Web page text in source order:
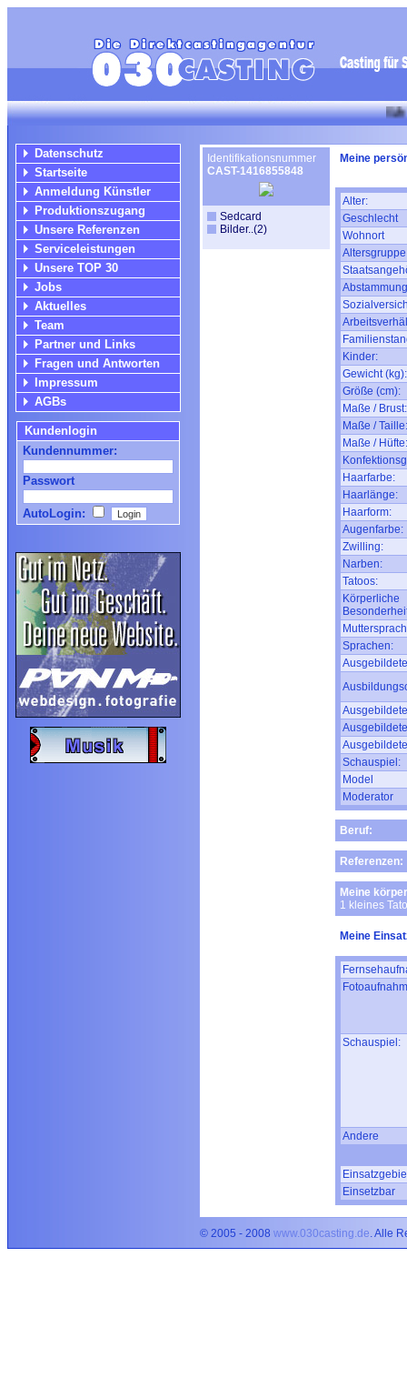
Wir suchen
Datenschutz
Startseite
Anmeldung Künstler
Produktionszugang
Unsere Referenzen
Serviceleistungen
Unsere TOP 30
Jobs
Aktuelles
Team
Partner und Links
Fragen und Antworten
Impressum
AGBs
Kundenlogin
Kundennummer:
Passwort
AutoLogin:
Identifikationsnummer
CAST-1416855848
Sedcard
Bilder..(2)
Meine
Alter:
Geschlecht
Wohnort
Altersgruppe
Kinder:
Gewicht (kg):
Größe (cm):
Maße / Brust:
Maße / Taille:
Maße / Hüfte:
Haarfarbe:
Haarlänge:
Haarform:
Augenfarbe:
Zwilling:
Narben:
Tatoos:
Körperliche
Sprachen:
Schauspiel:
Model
Moderator
Beruf:
Referenzen:
Meine
1 kleines
Meine
Schauspiel:
Andere
Einsetzbar
© 2005 - 2008 www.030casting.de. Alle